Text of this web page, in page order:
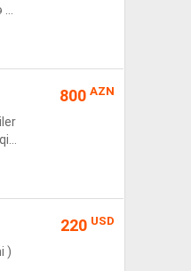
800 AZN
)
220 USD